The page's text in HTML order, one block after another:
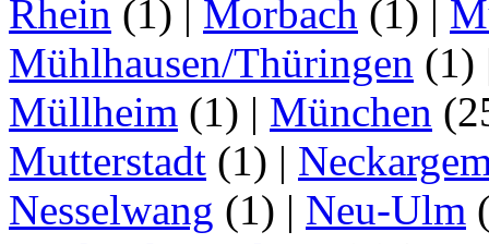
Rhein (1) | Morbach (1) |
Mühlhausen/Thüringen (1)
Müllheim (1) | München
Mutterstadt (1) |
Nesselwang (1) | Neu-Ulm